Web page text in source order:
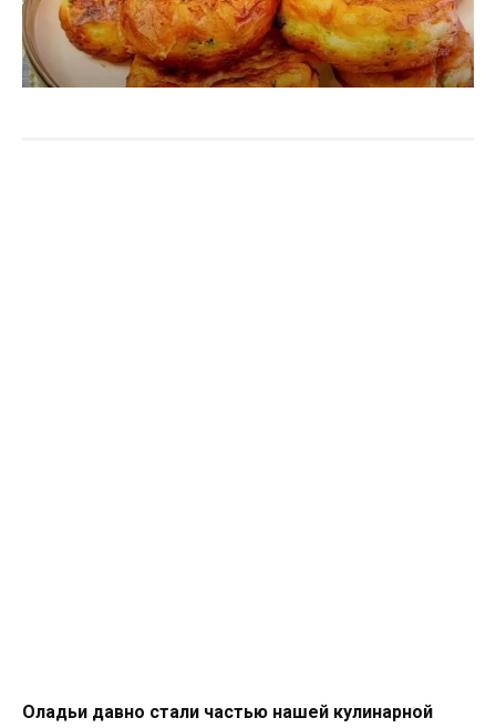
Оладьи давно стали частью нашей кулинарной